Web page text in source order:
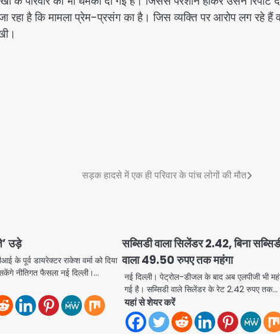
रहा है कि मामला प्रेम-प्रसंग का है। जिस व्यक्ति पर आरोप लग रहे हैं
सड़क हादसे में एक ही परिवार के पांच लोगों की मौत
उड़े
के पूर्व डायरेक्टर राकेश वर्मा को दिया
नीतिगत फैसला नई दिल्ली।…
सब्सिडी वाला सिलेंडर 2.42, बिना
वाला 49.50 रुपए तक महंगा
नई दिल्ली। पेट्रोल-डीजल के बाद अब एलपीजी भी
गई है। सब्सिडी वाले सिलेंडर के रेट 2.42 रुपए तक…
यहां से शेयर करें